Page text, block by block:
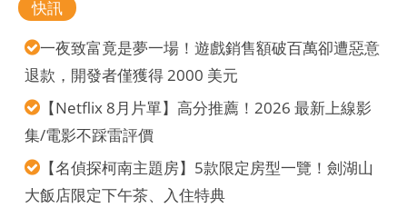
快訊
一夜致富竟是夢一場！遊戲銷售額破百萬卻遭惡意
退款，開發者僅獲得 2000 美元
【Netflix 8月片單】高分推薦！2026 最新上線影
集/電影不踩雷評價
【名偵探柯南主題房】5款限定房型一覽！劍湖山
大飯店限定下午茶、入住特典